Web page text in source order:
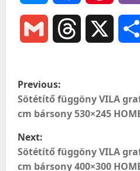
Gmail Threads
P
o
s
t
Previous:
Sötétítő függöny VILA
cm bársony 530×245
Next:
Sötétítő függöny VILA
cm bársony 400×300